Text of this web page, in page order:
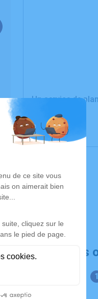
Un service de
Déroulé des